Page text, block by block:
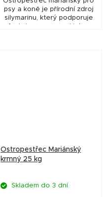
psy a koně je přírodní zdroj
silymarinu, který podporuje
funkci a regeneraci jater,
Ostropestřec Mariánský
krmný 25 kg
Skladem do 3 dní.